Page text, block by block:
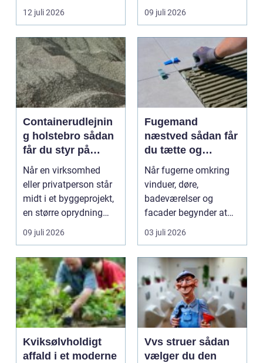
rodsystemet op.
Metode...
12 juli 2026
afhængige af o...
09 juli 2026
Containerudlejnin
g holstebro sådan
får du styr på
affald og
materialer
Når en virksomhed
eller privatperson står
midt i et byggeprojekt,
en større oprydning
eller løbende ...
09 juli 2026
Fugemand
næstved sådan får
du tætte og
holdbare fuger
Når fugerne omkring
vinduer, døre,
badeværelser og
facader begynder at
slippe, kan det hurtigt
føre ...
03 juli 2026
Kviksølvholdigt
affald i et moderne
Vvs struer sådan
vælger du den